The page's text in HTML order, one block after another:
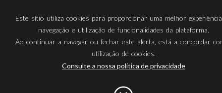
Este sítio utiliza cookies para proporcionar uma melhor
navegação e utilização de funcionalidades da plataforma.
Ao continuar a navegar ou fechar este alerta, está a concordar
utilização de cookies.
Consulte a nossa política de privacidade